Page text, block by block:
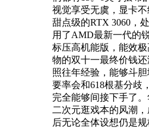
视觉享受无虞，显卡
甜点级的RTX 3060，
用了AMD最新一代的
标压高机能版，能效
物的双十一最终价钱
照往年经验，能够斗
要率会和618根基分歧
完全能够间接下手了
二次元逛戏本的风潮
后无论全体设想仍是